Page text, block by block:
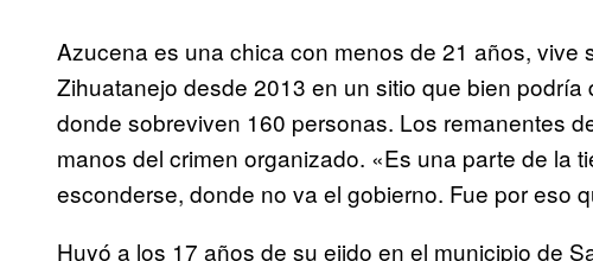
Azucena es una chica con menos de 21 años, vive
Zihuatanejo desde 2013 en un sitio que bien
donde sobreviven 160 personas. Los remanentes
manos del crimen organizado. «Es una parte de la
esconderse, donde no va el gobierno. Fue por eso
Huyó a los 17 años de su ejido en el municipio de